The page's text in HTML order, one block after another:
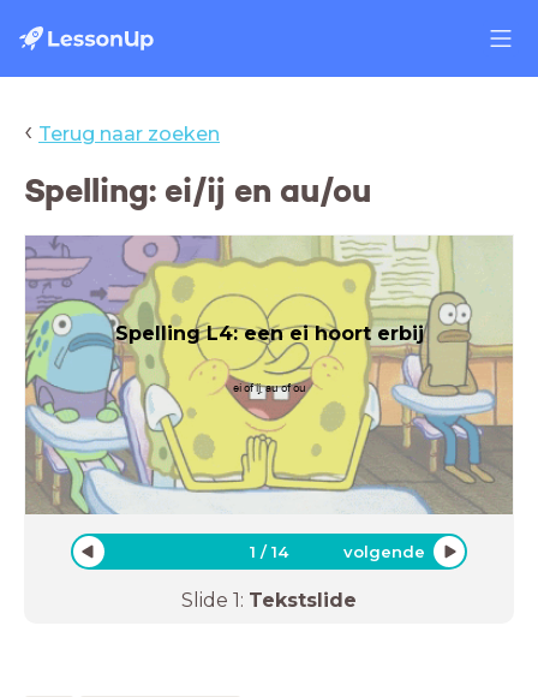
‹ Terug naar zoeken
Spelling: ei/ij en au/ou
Spelling L4: een ei hoort erbij
ei of ij, au of ou
1 /14 volgende
Slide 1: Tekstslide